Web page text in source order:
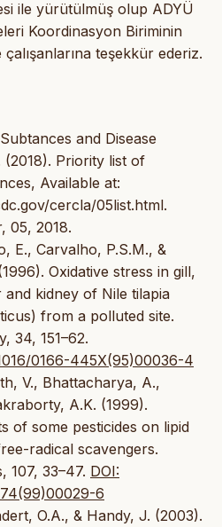
ile yürütülmüş olup ADYÜ
Koordinasyon Biriminin
teşekkür ederiz.
and Disease
(2018). Priority list of
Available at:
cercla/05list.html.
05, 2018.
E., Carvalho, P.S.M., &
Oxidative stress in gill,
kidney of Nile tilapia
from a polluted site.
34, 151–62.
0166-445X(95)00036-4
V., Bhattacharya, A.,
A.K. (1999).
of some pesticides on lipid
radical scavengers.
107, 33–47. DOI:
6
O.A., & Handy, J. (2003).